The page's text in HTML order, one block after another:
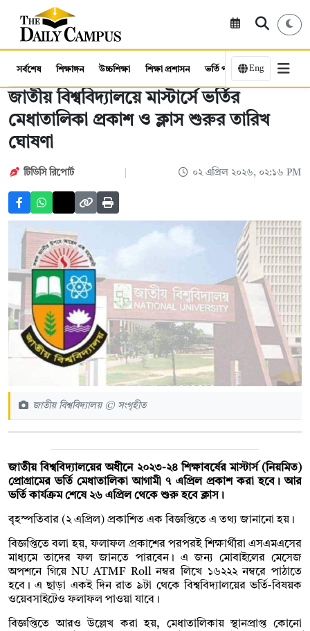
সর্বশেষ শিক্ষাঙ্গন উচ্চশিক্ষা শিক্ষা প্রশাসন ভর্তি পরীক্ষা কর্মসংস্থান
Eng
জাতীয় বিশ্ববিদ্যালয়ে মাস্টার্সে ভর্তির
মেধাতালিকা প্রকাশ ও ক্লাস শুরুর তারিখ
ঘোষণা
টিডিসি রিপোর্ট ০২ এপ্রিল ২০২৬, ০২:১৬ PM
জাতীয় বিশ্ববিদ্যালয় © সংগৃহীত
জাতীয় বিশ্ববিদ্যালয়ের অধীনে ২০২৩-২৪ শিক্ষাবর্ষের মাস্টার্স (নিয়মিত)
প্রোগ্রামের ভর্তি মেধাতালিকা আগামী ৭ এপ্রিল প্রকাশ করা হবে। আর
ভর্তি কার্যক্রম শেষে ২৬ এপ্রিল থেকে শুরু হবে ক্লাস।
বৃহস্পতিবার (২ এপ্রিল) প্রকাশিত এক বিজ্ঞপ্তিতে এ তথ্য জানানো হয়।
বিজ্ঞপ্তিতে বলা হয়, ফলাফল প্রকাশের পরপরই শিক্ষার্থীরা এসএমএসের
মাধ্যমে তাদের ফল জানতে পারবেন। এ জন্য মোবাইলের মেসেজ
অপশনে গিয়ে NU ATMF Roll নম্বর লিখে ১৬২২২ নম্বরে পাঠাতে
হবে। এ ছাড়া একই দিন রাত ৯টা থেকে বিশ্ববিদ্যালয়ের ভর্তি-বিষয়ক
ওয়েবসাইটেও ফলাফল পাওয়া যাবে।
বিজ্ঞপ্তিতে আরও উল্লেখ করা হয়, মেধাতালিকায় স্থানপ্রাপ্ত কোনো